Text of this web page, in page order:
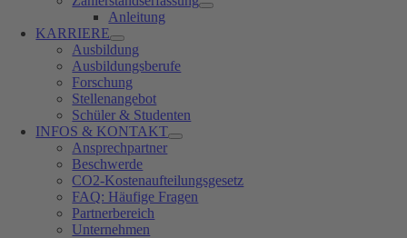
Anleitung
KARRIERE
Ausbildung
Ausbildungsberufe
Forschung
Stellenangebot
Schüler & Studenten
INFOS & KONTAKT
Ansprechpartner
Beschwerde
CO2-Kostenaufteilungsgesetz
FAQ: Häufige Fragen
Partnerbereich
Unternehmen